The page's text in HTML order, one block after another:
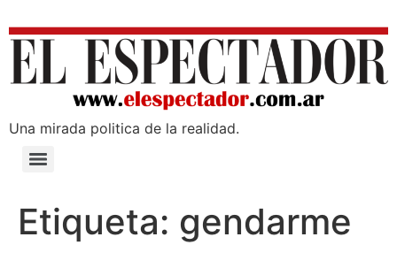
Una mirada poli­tica de la realidad.
Etiqueta: gendarme